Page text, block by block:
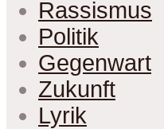
Rassismus
Politik
Gegenwart
Zukunft
Lyrik